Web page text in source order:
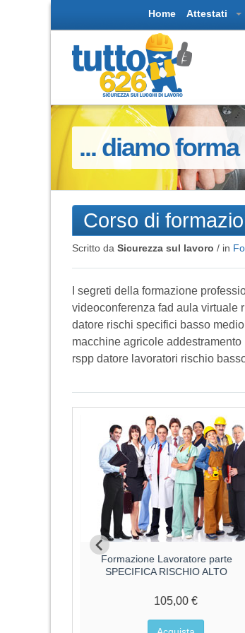
Home Attestati
... diamo
Corso di
Scritto da Sicurezza sul lavoro / in
I segreti della formazione
videoconferenza fad aula virtuale
datore rischi specifici basso
macchine agricole
rspp datore lavoratori rischio
Formazione Lavoratore parte
SPECIFICA RISCHIO ALTO
105,00 €